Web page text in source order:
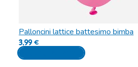
Palloncini lattice battesimo bimba
3,99€
Aggiungi al carrello